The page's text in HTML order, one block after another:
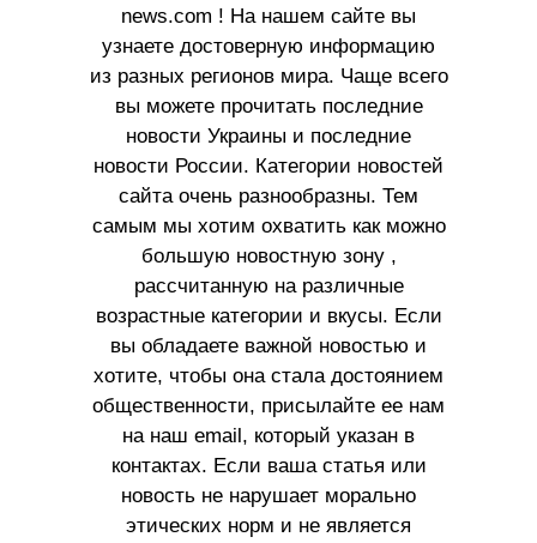
news.com ! На нашем сайте вы
узнаете достоверную информацию
из разных регионов мира. Чаще всего
вы можете прочитать последние
новости Украины и последние
новости России. Категории новостей
сайта очень разнообразны. Тем
самым мы хотим охватить как можно
большую новостную зону ,
рассчитанную на различные
возрастные категории и вкусы. Если
вы обладаете важной новостью и
хотите, чтобы она стала достоянием
общественности, присылайте ее нам
на наш email, который указан в
контактах. Если ваша статья или
новость не нарушает морально
этических норм и не является